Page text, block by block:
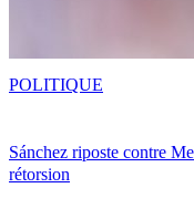
Sánchez riposte contre
rétorsion
POLITIQUE